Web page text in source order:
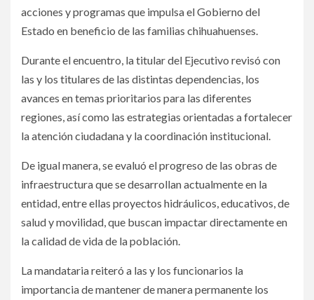
acciones y programas que impulsa el Gobierno del
Estado en beneficio de las familias chihuahuenses.
Durante el encuentro, la titular del Ejecutivo revisó con
las y los titulares de las distintas dependencias, los
avances en temas prioritarios para las diferentes
regiones, así como las estrategias orientadas a fortalecer
la atención ciudadana y la coordinación institucional.
De igual manera, se evaluó el progreso de las obras de
infraestructura que se desarrollan actualmente en la
entidad, entre ellas proyectos hidráulicos, educativos, de
salud y movilidad, que buscan impactar directamente en
la calidad de vida de la población.
La mandataria reiteró a las y los funcionarios la
importancia de mantener de manera permanente los